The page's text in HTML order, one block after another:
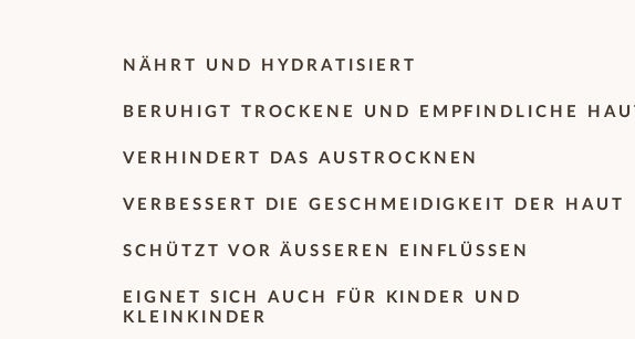
NÄHRT UND HYDRATISIERT
BERUHIGT TROCKENE UND EMPFINDLICHE
VERHINDERT DAS AUSTROCKNEN
VERBESSERT DIE GESCHMEIDIGKEIT DER HAUT
SCHÜTZT VOR ÄUSSEREN EINFLÜSSEN
EIGNET SICH AUCH FÜR KINDER UND
KLEINKINDER